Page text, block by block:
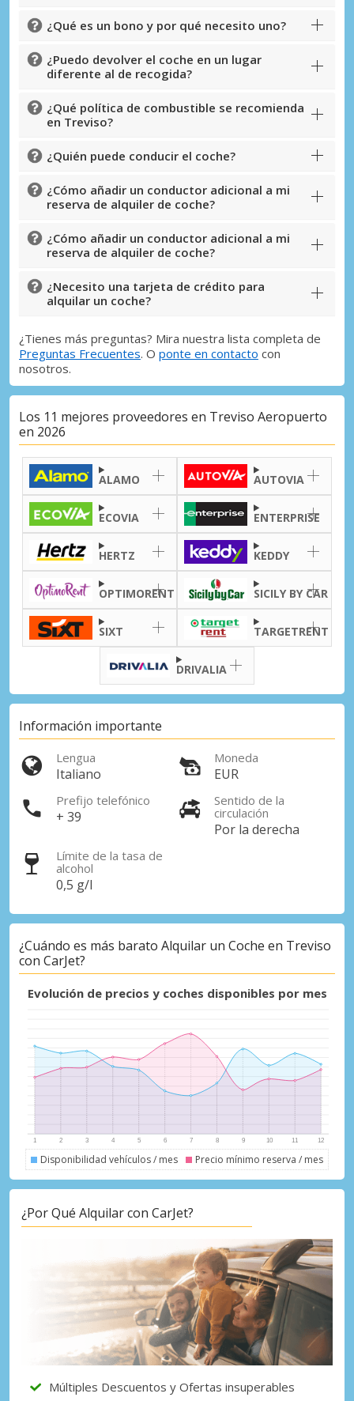
Descuentos especiales
Accede a ofertas exclusivas de nuestros
proveedores.
Iniciar sesión con eLink
¿Qué es un bono y por qué necesito uno?
¿Puedo devolver el coche en un lugar
diferente al de recogida?
¿Qué política de combustible se recomienda
en Treviso?
¿Quién puede conducir el coche?
¿Cómo añadir un conductor adicional a mi
reserva de alquiler de coche?
¿Cómo añadir un conductor adicional a mi
reserva de alquiler de coche?
¿Necesito una tarjeta de crédito para
alquilar un coche?
¿Tienes más preguntas? Mira nuestra lista completa de
Preguntas Frecuentes. O ponte en contacto con
nosotros.
Los 11 mejores proveedores en Treviso Aeropuerto
en 2026
ALAMO AUTOVIA
ECOVIA ENTERPRISE
HERTZ KEDDY
OPTIMORENT SICILY BY CAR
SIXT TARGETRENT
DRIVALIA
Información importante
Lengua
Italiano
Moneda
EUR
Prefijo telefónico
+ 39
Sentido de la
circulación
Por la derecha
Límite de la tasa de
alcohol
0,5 g/l
¿Cuándo es más barato Alquilar un Coche en Treviso
con CarJet?
Evolución de precios y coches disponibles por mes
Disponibilidad vehículos / mes Precio mínimo reserva / mes
¿Por Qué Alquilar con CarJet?
Múltiples Descuentos y Ofertas insuperables